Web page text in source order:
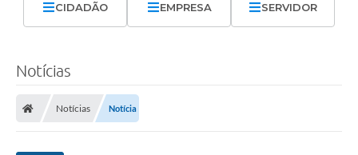
CIDADÃO EMPRESA SERVIDOR
Notícias
Notícias Notícia